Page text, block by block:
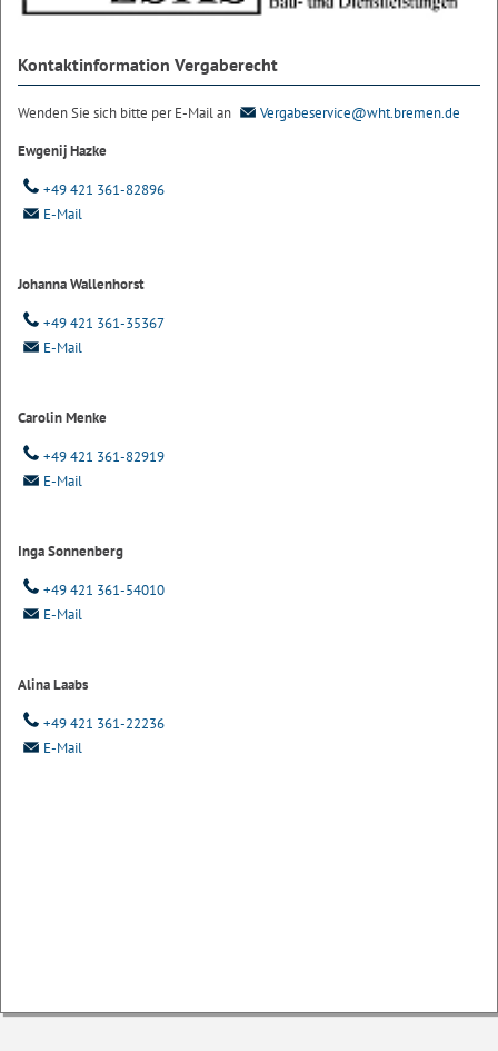
Kontaktinformation Vergaberecht
Wenden Sie sich bitte per E-Mail an
Vergabeservice@wht.bremen.de
Ewgenij Hazke
+49 421 361-82896
E-Mail
Johanna Wallenhorst
+49 421 361-35367
E-Mail
Carolin Menke
+49 421 361-82919
E-Mail
Inga Sonnenberg
+49 421 361-54010
E-Mail
Alina Laabs
+49 421 361-22236
E-Mail